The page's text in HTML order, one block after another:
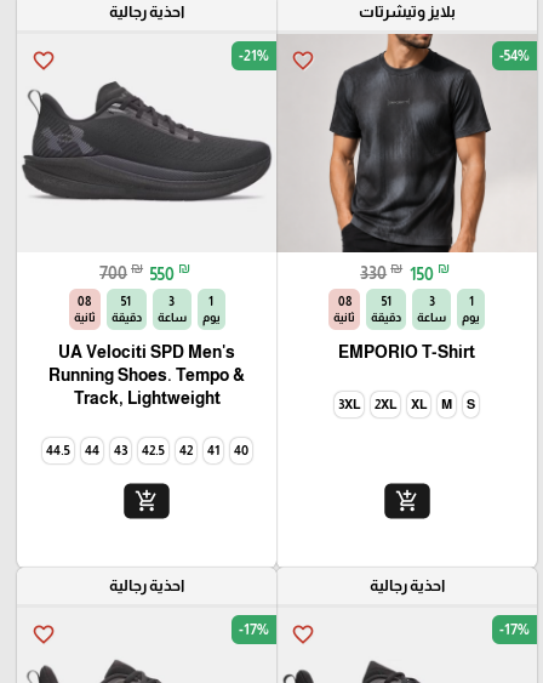
بلايز وتيشرتات
favorite_border -54%
330 ₪ 150 ₪
1
يوم
3
ساعة
51
دقيقة
06
ثانية
EMPORIO T-Shirt
S
M
XL
2XL
3XL
add_shopping_cart
احذية رجالية
favorite_border -21%
700 ₪ 550 ₪
1
يوم
3
ساعة
51
دقيقة
06
ثانية
UA Velociti SPD Men's
Running Shoes. Tempo &
Track, Lightweight
40
41
42
42.5
43
44
44.5
add_shopping_cart
احذية رجالية
favorite_border -17%
احذية رجالية
favorite_border -17%